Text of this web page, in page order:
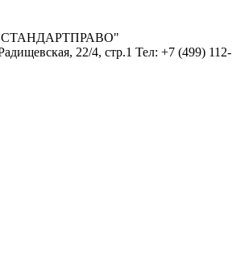
22/4, стр.1 Тел: +7 (499) 112-